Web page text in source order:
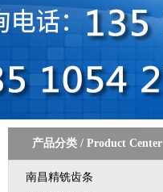
产品分类 / Product Center
南昌精铣齿条